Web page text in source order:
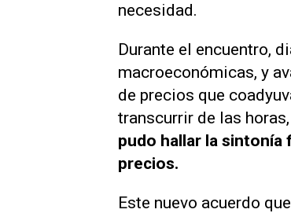
necesidad.
Durante el encuentro,
macroeconómicas, y
de precios que
transcurrir de las horas,
pudo hallar la sintonía
precios.
Este nuevo acuerdo